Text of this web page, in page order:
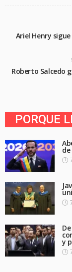
Ariel Henry
Roberto Salcedo
PORQUE
y